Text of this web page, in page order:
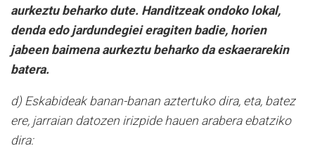
aurkeztu beharko dute. Handitzeak ondoko lokal,
denda edo jardundegiei eragiten badie, horien
jabeen baimena aurkeztu beharko da eskaerarekin
batera.
d) Eskabideak banan-banan aztertuko dira, eta, batez
ere, jarraian datozen irizpide hauen arabera ebatziko
dira: